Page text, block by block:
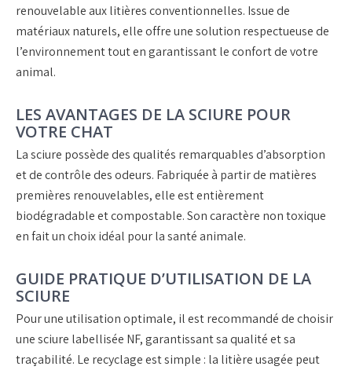
renouvelable aux litières conventionnelles. Issue de
matériaux naturels, elle offre une solution respectueuse de
l’environnement tout en garantissant le confort de votre
animal.
LES AVANTAGES DE LA SCIURE POUR
VOTRE CHAT
La sciure possède des qualités remarquables d’absorption
et de contrôle des odeurs. Fabriquée à partir de matières
premières renouvelables, elle est entièrement
biodégradable et compostable. Son caractère non toxique
en fait un choix idéal pour la santé animale.
GUIDE PRATIQUE D’UTILISATION DE LA
SCIURE
Pour une utilisation optimale, il est recommandé de choisir
une sciure labellisée NF, garantissant sa qualité et sa
traçabilité. Le recyclage est simple : la litière usagée peut